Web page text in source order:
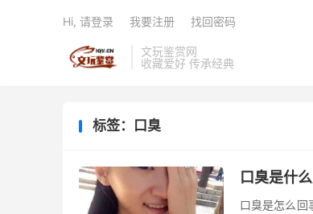
文玩鉴赏网
收藏爱好 传承经典
Hi, 请登录 我要注册 找回密码
标签：口臭
口臭是什
口臭是怎么回